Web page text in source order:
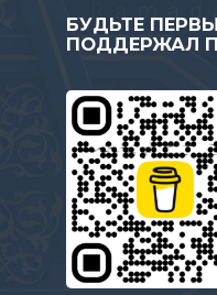
БУДЬТЕ
ПОДДЕРЖАЛ